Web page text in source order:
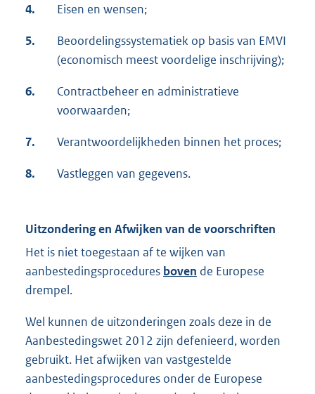
4. Eisen en wensen;
5.
Beoordelingssystematiek op basis van EMVI
(economisch meest voordelige inschrijving);
6.
Contractbeheer en administratieve
voorwaarden;
7. Verantwoordelijkheden binnen het proces;
8. Vastleggen van gegevens.
Uitzondering en Afwijken van de voorschriften
Het is niet toegestaan af te wijken van
aanbestedingsprocedures boven de Europese
drempel.
Wel kunnen de uitzonderingen zoals deze in de
Aanbestedingswet 2012 zijn defenieerd, worden
gebruikt. Het afwijken van vastgestelde
aanbestedingsprocedures onder de Europese